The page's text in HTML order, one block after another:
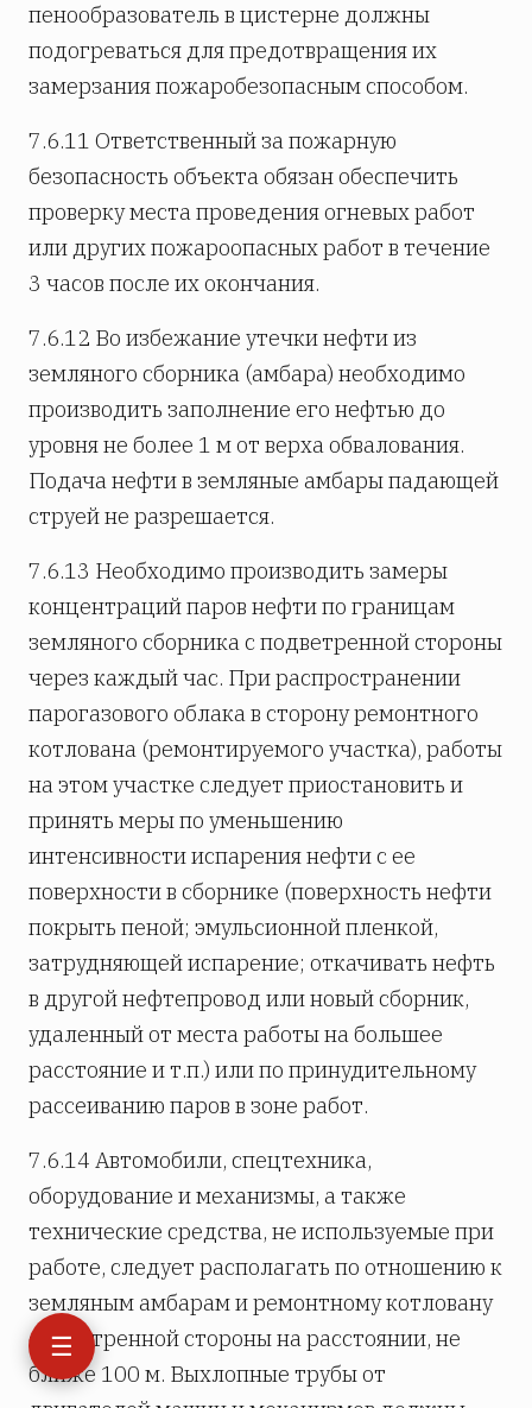
☰
пенообразователь в цистерне должны
подогреваться для предотвращения их
замерзания пожаробезопасным способом.
7.6.11 Ответственный за пожарную
безопасность объекта обязан обеспечить
проверку места проведения огневых работ
или других пожароопасных работ в течение
3 часов после их окончания.
7.6.12 Во избежание утечки нефти из
земляного сборника (амбара) необходимо
производить заполнение его нефтью до
уровня не более 1 м от верха обвалования.
Подача нефти в земляные амбары падающей
струей не разрешается.
7.6.13 Необходимо производить замеры
концентраций паров нефти по границам
земляного сборника с подветренной стороны
через каждый час. При распространении
парогазового облака в сторону ремонтного
котлована (ремонтируемого участка), работы
на этом участке следует приостановить и
принять меры по уменьшению
интенсивности испарения нефти с ее
поверхности в сборнике (поверхность нефти
покрыть пеной; эмульсионной пленкой,
затрудняющей испарение; откачивать нефть
в другой нефтепровод или новый сборник,
удаленный от места работы на большее
расстояние и т.п.) или по принудительному
рассеиванию паров в зоне работ.
7.6.14 Автомобили, спецтехника,
оборудование и механизмы, а также
технические средства, не используемые при
работе, следует располагать по отношению к
земляным амбарам и ремонтному котловану
с наветренной стороны на расстоянии, не
ближе 100 м. Выхлопные трубы от